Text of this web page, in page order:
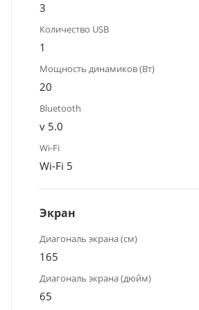
3
Количество USB
1
Мощность динамиков (Вт)
20
Bluetooth
v 5.0
Wi-Fi
Wi-Fi 5
Экран
Диагональ экрана (см)
165
Диагональ экрана (дюйм)
65